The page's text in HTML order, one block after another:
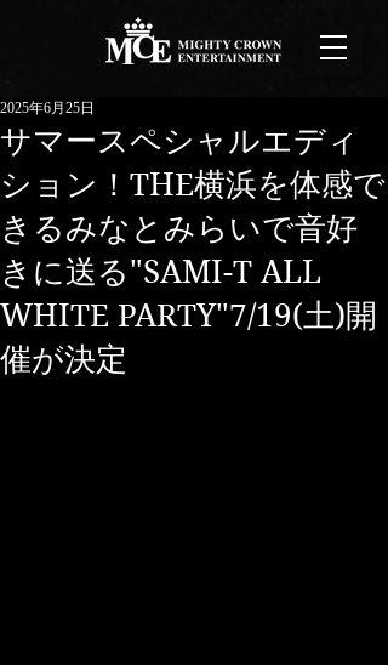
サマースペシャルエディ
ション！THE横浜を体感で
きるみなとみらいで音好
きに送る"SAMI-T ALL
WHITE PARTY"7/19(土)開
催が決定
2025年6月25日